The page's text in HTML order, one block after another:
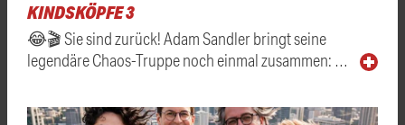
KINDSKÖPFE 3
😂🎬 Sie sind zurück! Adam Sandler bringt seine
legendäre Chaos-Truppe noch einmal zusammen: …